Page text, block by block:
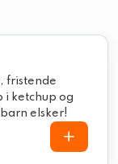
fristende
i ketchup og
elsker!